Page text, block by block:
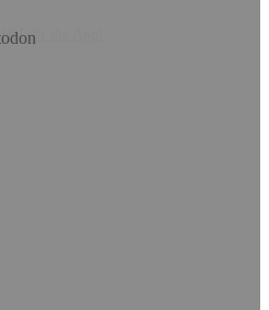
Hol dir die App!